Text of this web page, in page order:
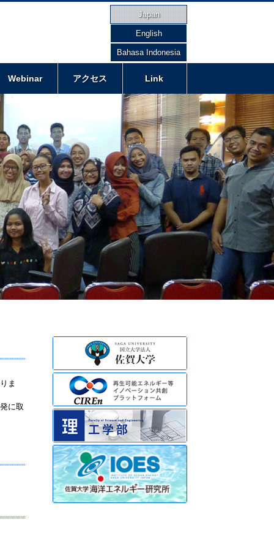
Japan
English
Bahasa Indonesia
Webinar アクセス Link
ま
に取